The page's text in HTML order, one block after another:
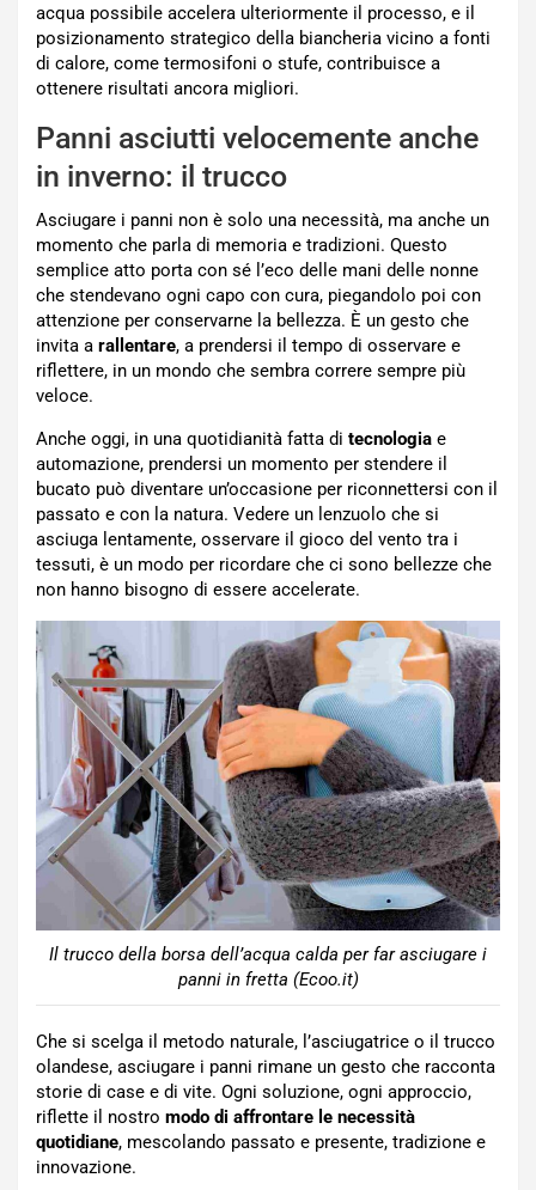
acqua possibile accelera ulteriormente il processo, e il
posizionamento strategico della biancheria vicino a fonti
di calore, come termosifoni o stufe, contribuisce a
ottenere risultati ancora migliori.
Panni asciutti velocemente anche
in inverno: il trucco
Asciugare i panni non è solo una necessità, ma anche un
momento che parla di memoria e tradizioni. Questo
semplice atto porta con sé l’eco delle mani delle nonne
che stendevano ogni capo con cura, piegandolo poi con
attenzione per conservarne la bellezza. È un gesto che
invita a rallentare, a prendersi il tempo di osservare e
riflettere, in un mondo che sembra correre sempre più
veloce.
Anche oggi, in una quotidianità fatta di tecnologia e
automazione, prendersi un momento per stendere il
bucato può diventare un’occasione per riconnettersi con il
passato e con la natura. Vedere un lenzuolo che si
asciuga lentamente, osservare il gioco del vento tra i
tessuti, è un modo per ricordare che ci sono bellezze che
non hanno bisogno di essere accelerate.
Il trucco della borsa dell’acqua calda per far asciugare i
panni in fretta (Ecoo.it)
Che si scelga il metodo naturale, l’asciugatrice o il trucco
olandese, asciugare i panni rimane un gesto che racconta
storie di case e di vite. Ogni soluzione, ogni approccio,
riflette il nostro modo di affrontare le necessità
quotidiane, mescolando passato e presente, tradizione e
innovazione.